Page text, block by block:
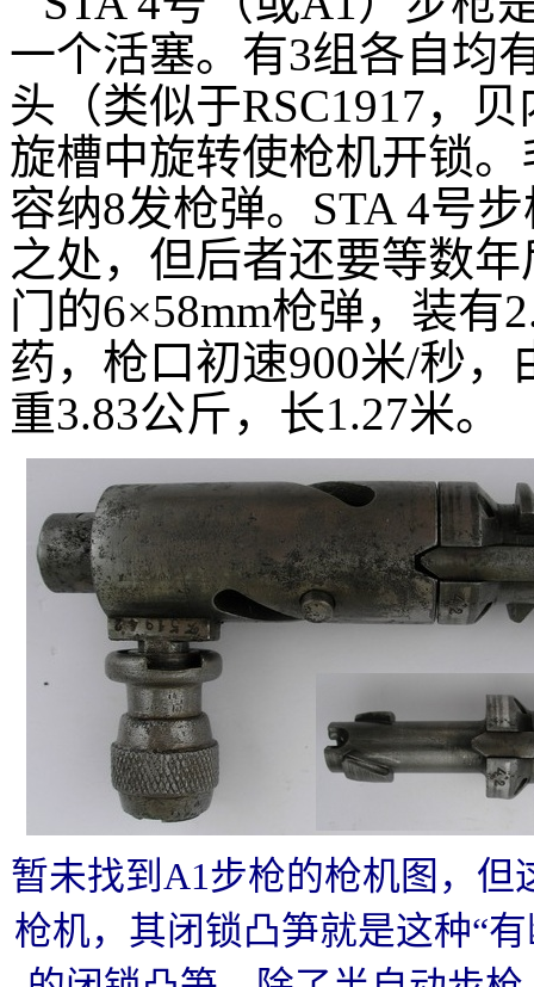
一个活塞。有3组各自均
头（类似于RSC1917，
旋槽中旋转使枪机开锁
容纳8发枪弹。STA 4号
之处，但后者还要等数
门的6×58mm枪弹，装有
药，枪口初速900米/秒
重3.83公斤，长1.27米。
暂未找到A1步枪的枪机图，但
枪机，其闭锁凸笋就是这种“